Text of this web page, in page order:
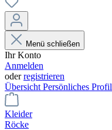
Menü schließen
Ihr Konto
Anmelden
oderregistrieren
Übersicht Persönliches Profil
Kleider
Röcke